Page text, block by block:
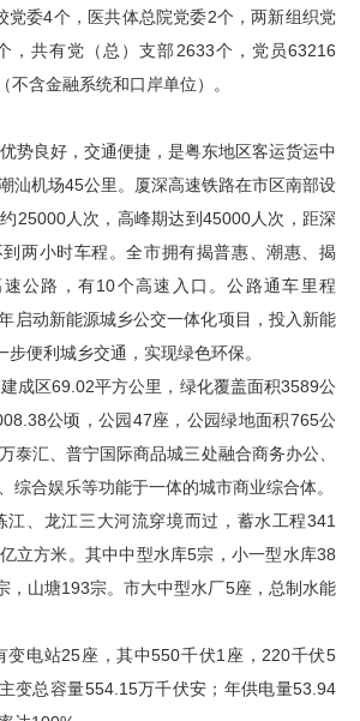
党委4个，医共体总院党委2个，两新组织党
，共有党（总）支部2633个，党员63216
不含金融系统和口岸单位）。
势良好，交通便捷，是粤东地区客运货运中
汕机场45公里。厦深高速铁路在市区南部设
25000人次，高峰期达到45000人次，距深
两小时车程。全市拥有揭普惠、潮惠、揭
公路，有10个高速入口。公路通车里程
启动新能源城乡公交一体化项目，投入新能
便利城乡交通，实现绿色环保。
成区69.02平方公里，绿化覆盖面积3589公
公顷，公园47座，公园绿地面积765公
泰汇、普宁国际商品城三处融合商务办公、
综合娱乐等功能于一体的城市商业综合体。
江、龙江三大河流穿境而过，蓄水工程341
立方米。其中中型水库5宗，小一型水库38
，山塘193宗。市大中型水厂5座，总制水能
变电站25座，其中550千伏1座，220千伏5
变总容量554.15万千伏安；年供电量53.94